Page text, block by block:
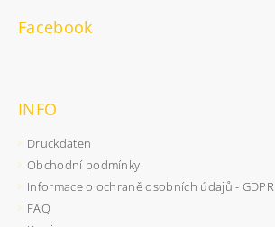
Facebook
INFO
Druckdaten
Obchodní podmínky
Informace o ochraně osobních údajů - GDPR
FAQ